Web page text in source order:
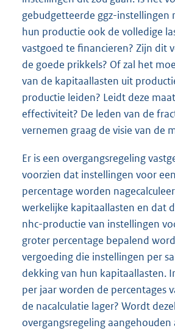
gebudgetteerde ggz-instellingen
hun productie ook de volledige
vastgoed te financieren? Zijn dit
de goede prikkels? Of zal het
van de kapitaallasten uit
productie leiden? Leidt deze
effectiviteit? De leden van de
vernemen graag de visie van de
Er is een overgangsregeling
voorzien dat instellingen voor
percentage worden
werkelijke kapitaallasten en dat
nhc-productie van instellingen
groter percentage bepalend
vergoeding die instellingen per
dekking van hun kapitaallasten.
per jaar worden de percentages
de nacalculatie lager? Wordt
overgangsregeling aangehouden